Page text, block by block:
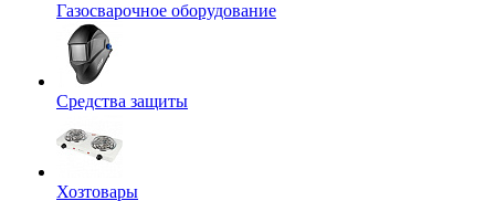
Газосварочное оборудование
Средства защиты
Хозтовары